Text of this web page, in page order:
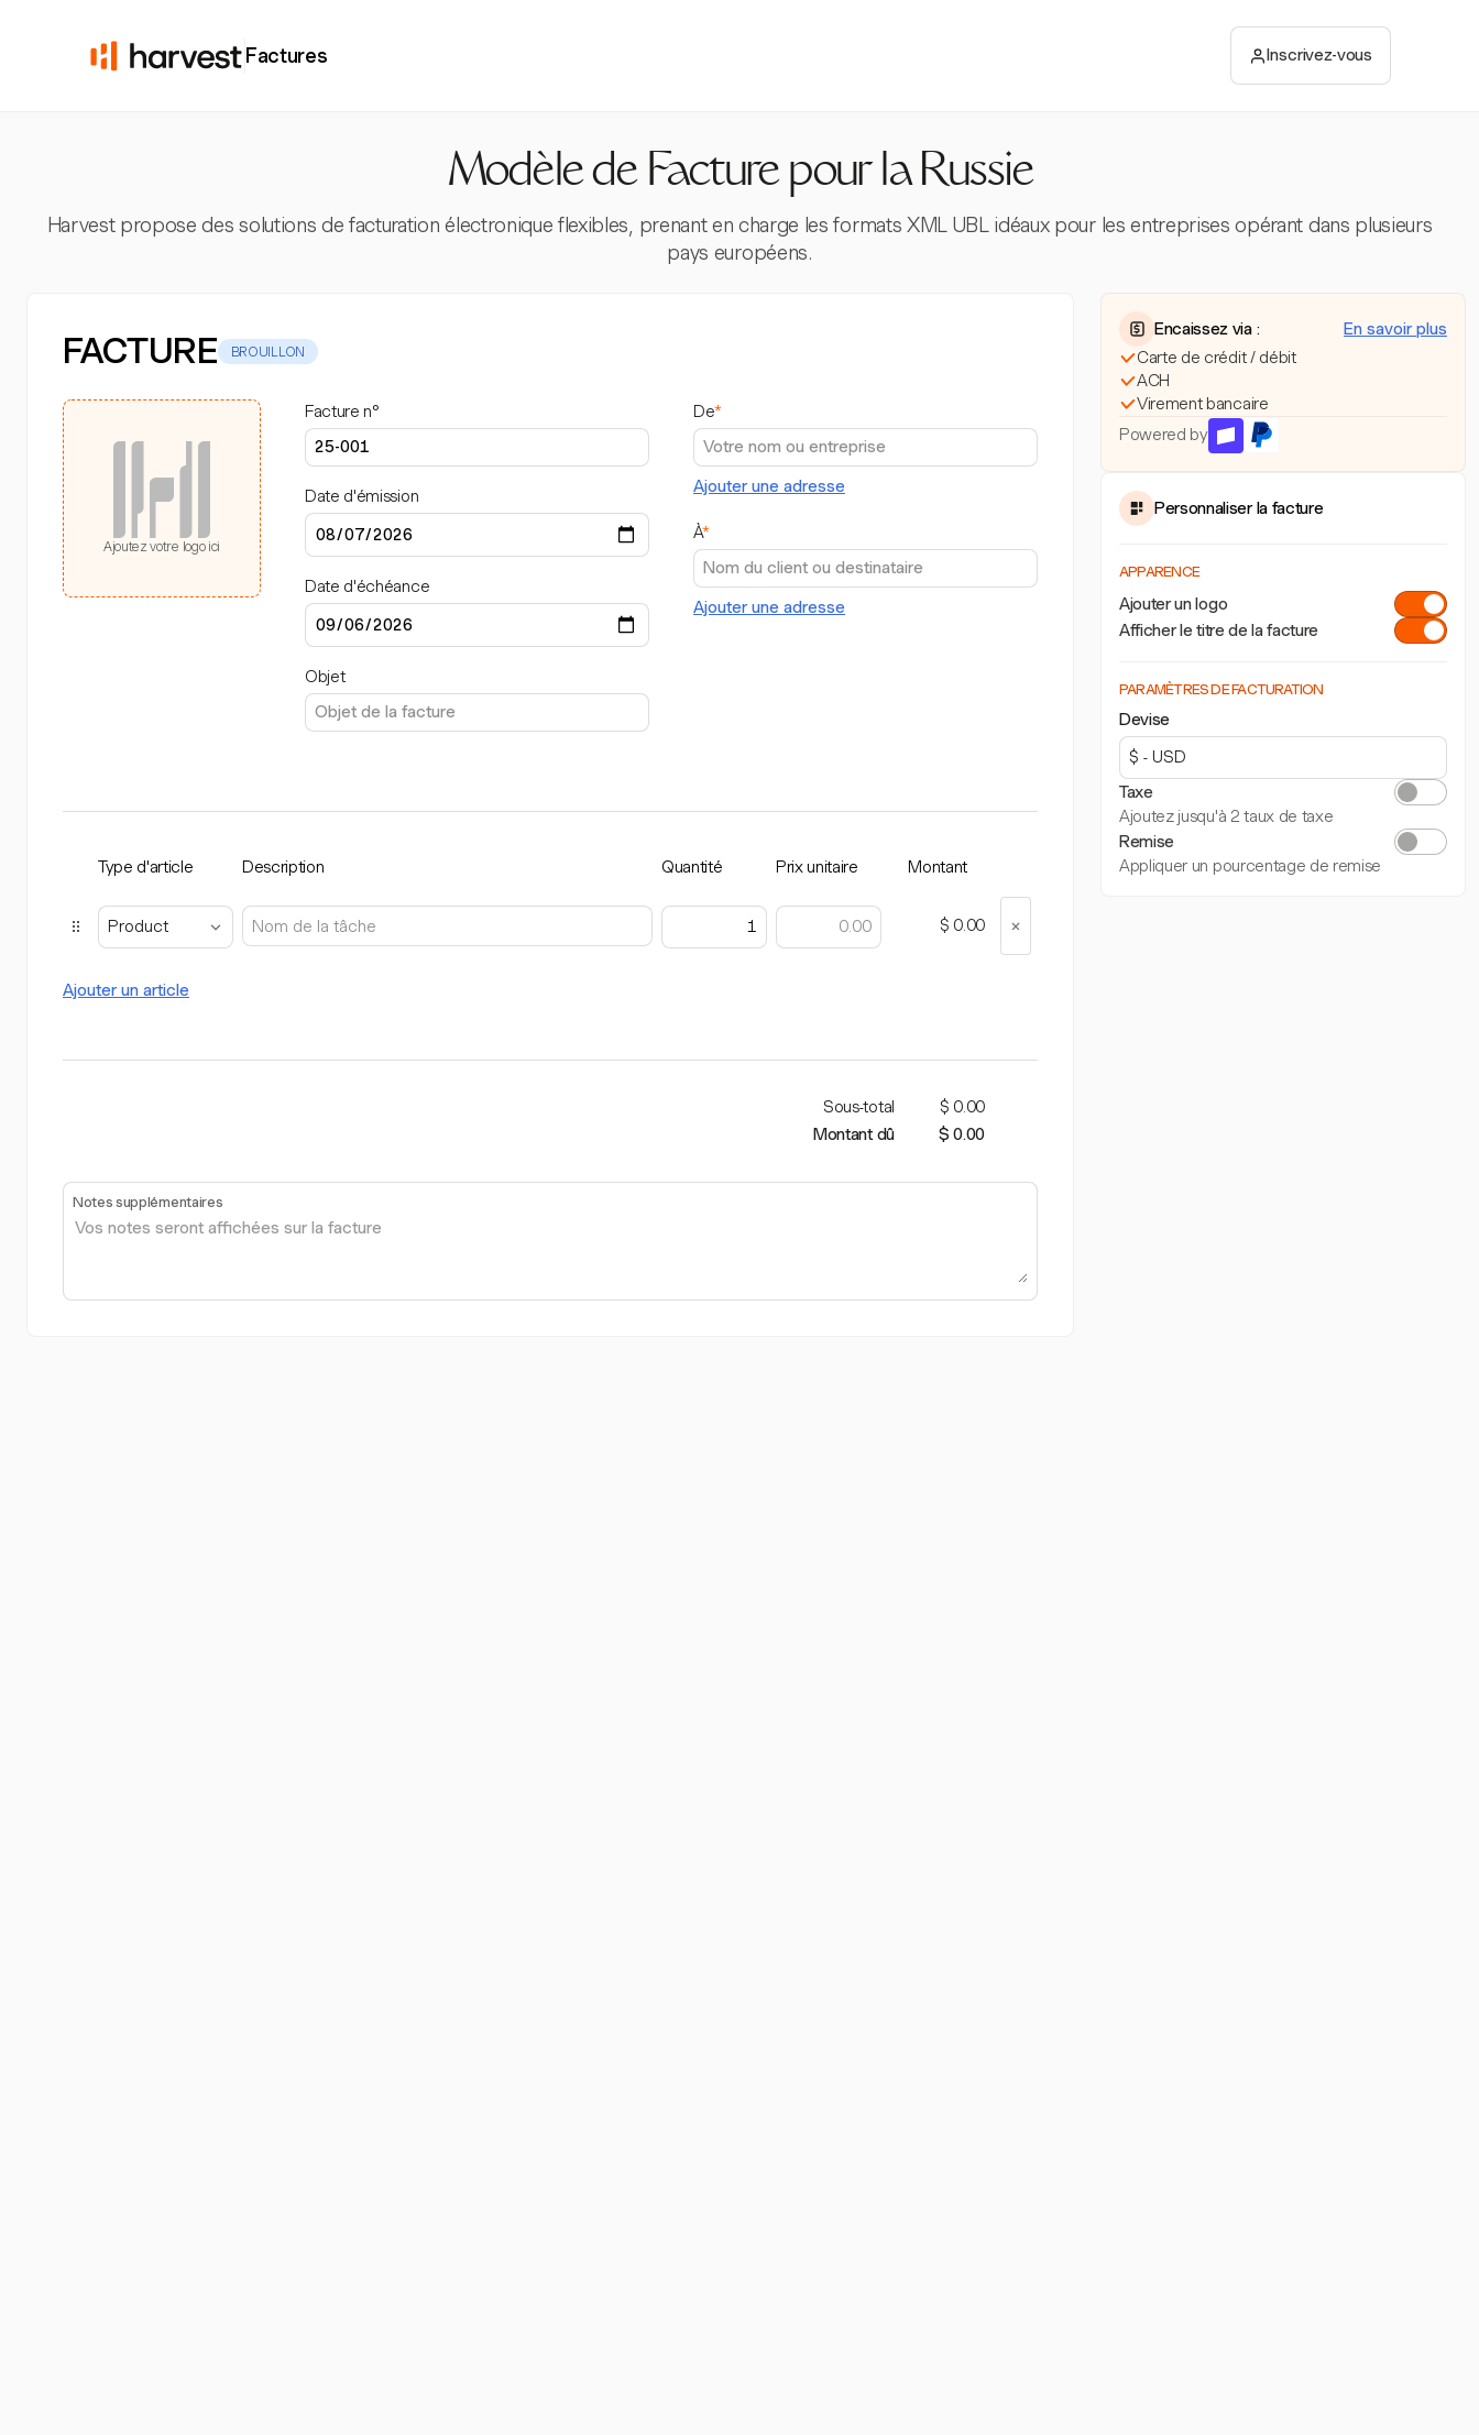
Factures Inscrivez-vous
Modèle de Facture pour la Russie
Harvest propose des solutions de facturation électronique flexibles, prenant en charge les formats XML UBL idéaux pour les entreprises opérant dans plusieurs
pays européens.
FACTURE BROUILLON
Ajoutez votre logo ici
Facture n°
Date d'émission
Date d'échéance
Objet
De*
Ajouter une adresse
À*
Ajouter une adresse
Type d'article Description Quantité Prix unitaire Montant
Product $ 0.00
Ajouter un article
Sous-total
$ 0.00
Montant dû
$ 0.00
Notes supplémentaires
Encaissez via :
En savoir plus
Carte de crédit / débit
ACH
Virement bancaire
Powered by
Personnaliser la facture
APPARENCE
Ajouter un logo
Afficher le titre de la facture
PARAMÈTRES DE FACTURATION
Devise
Taxe
Ajoutez jusqu'à 2 taux de taxe
Remise
Appliquer un pourcentage de remise